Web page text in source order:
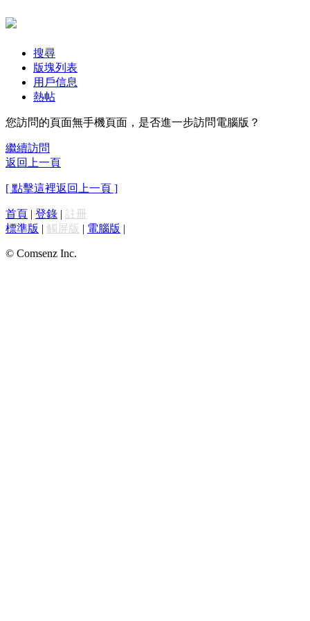
搜尋
版塊列表
用戶信息
熱帖
您訪問的頁面無手機頁面，是否進一步訪問電腦版？
繼續訪問
返回上一頁
[ 點擊這裡返回上一頁 ]
首頁 | 登錄 | 註冊
標準版 | 觸屏版 | 電腦版 |
© Comsenz Inc.